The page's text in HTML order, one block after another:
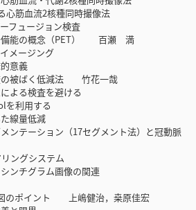
筋血流2核種同時撮像法
ュージョン検査
能の概念（PET） 百瀬 満
ージング
意義
被ばく低減法 竹花一哉
る検査を避ける
利用する
線量低減
テーション（17セグメント法）と冠動脈
グシステム
チグラム画像の関連
のポイント 上嶋健治，桒原佳宏